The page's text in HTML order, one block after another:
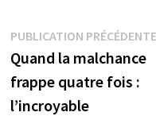
Navigation
de
l’article
PUBLICATION PRÉCÉDENTE
Quand la malchance
frappe quatre fois :
l’incroyable